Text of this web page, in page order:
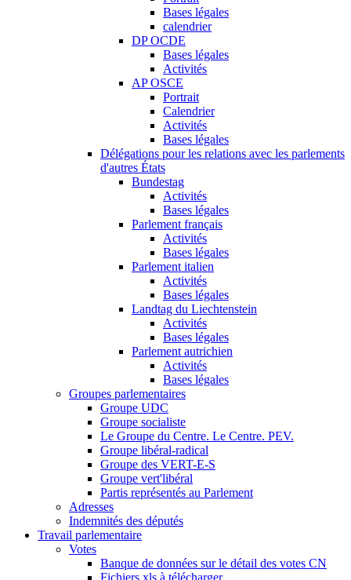
Bases légales
calendrier
DP OCDE
Bases légales
Activités
AP OSCE
Portrait
Calendrier
Activités
Bases légales
Délégations pour les relations avec les parlements
d'autres États
Bundestag
Activités
Bases légales
Parlement français
Activités
Bases légales
Parlement italien
Activités
Bases légales
Landtag du Liechtenstein
Activités
Bases légales
Parlement autrichien
Activités
Bases légales
Groupes parlementaires
Groupe UDC
Groupe socialiste
Le Groupe du Centre. Le Centre. PEV.
Groupe libéral-radical
Groupe des VERT-E-S
Groupe vert'libéral
Partis représentés au Parlement
Adresses
Indemnités des députés
Travail parlementaire
Votes
Banque de données sur le détail des votes CN